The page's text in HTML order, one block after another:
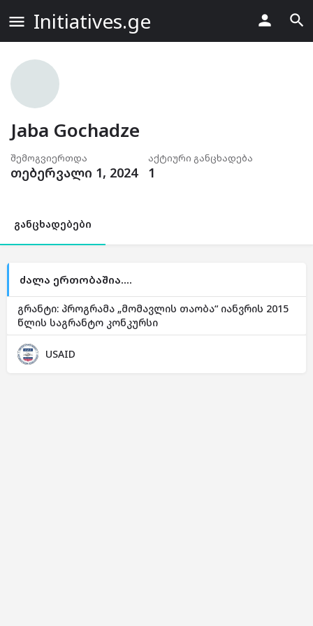
Initiatives.ge
Jaba Gochadze
შემოგვიერთდა
თებერვალი 1, 2024
აქტიური განცხადება
1
განცხადებები
ძალა ერთობაშია....
გრანტი: პროგრამა „მომავლის თაობა“ იანვრის 2015
წლის საგრანტო კონკურსი
USAID